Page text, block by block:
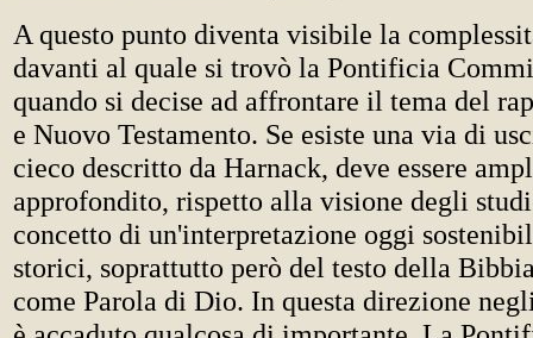
A questo punto diventa visibile la
davanti al quale si trovò la Pontificia
quando si decise ad affrontare il tema del
e Nuovo Testamento. Se esiste una via di
cieco descritto da Harnack, deve essere
approfondito, rispetto alla visione degli
concetto di un'interpretazione oggi
storici, soprattutto però del testo della
come Parola di Dio. In questa direzione